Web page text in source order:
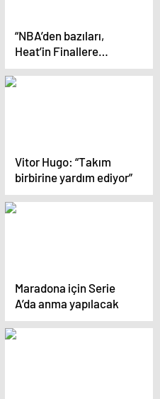
“NBA’den bazıları,
Heat’in Finallere
çıkışını ‘şans eseri’
olarak görüyor” iddiası
Vitor Hugo: “Takım
birbirine yardım ediyor”
Maradona için Serie
A’da anma yapılacak